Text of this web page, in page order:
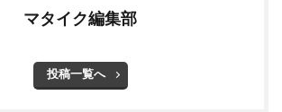
マタイク編集部
投稿一覧へ